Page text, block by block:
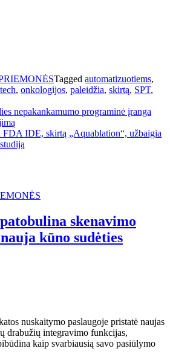
Tagged automatizuotiems,
, onkologijos, paleidžia, skirtą, SPT,
nepakankamumo programinė įranga
FDA IDE, skirtą „Aquablation“, užbaigia
skenavimo
kūno sudėties
nuskaitymo paslaugoje pristatė naujas
drabužių integravimo funkcijas,
kaip svarbiausią savo pasiūlymo